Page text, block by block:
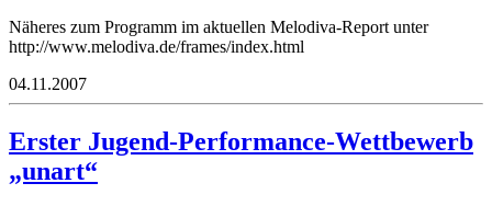
Näheres zum Programm im aktuellen Melodiva-Report unter
http://www.melodiva.de/frames/index.html
04.11.2007
Erster Jugend-Performance-Wettbewerb
„unart“